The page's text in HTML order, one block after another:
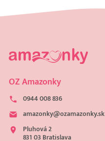
OZ Amazonky
0944 008 836
amazonky@ozamazonky.sk
Pluhová 2
831 03 Bratislava